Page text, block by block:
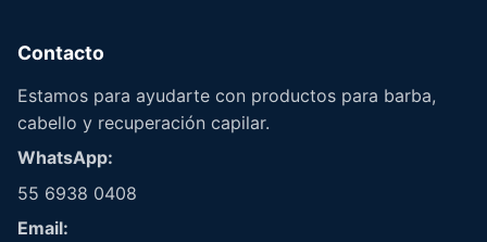
Contacto
Estamos para ayudarte con productos para barba,
cabello y recuperación capilar.
WhatsApp:
55 6938 0408
Email: